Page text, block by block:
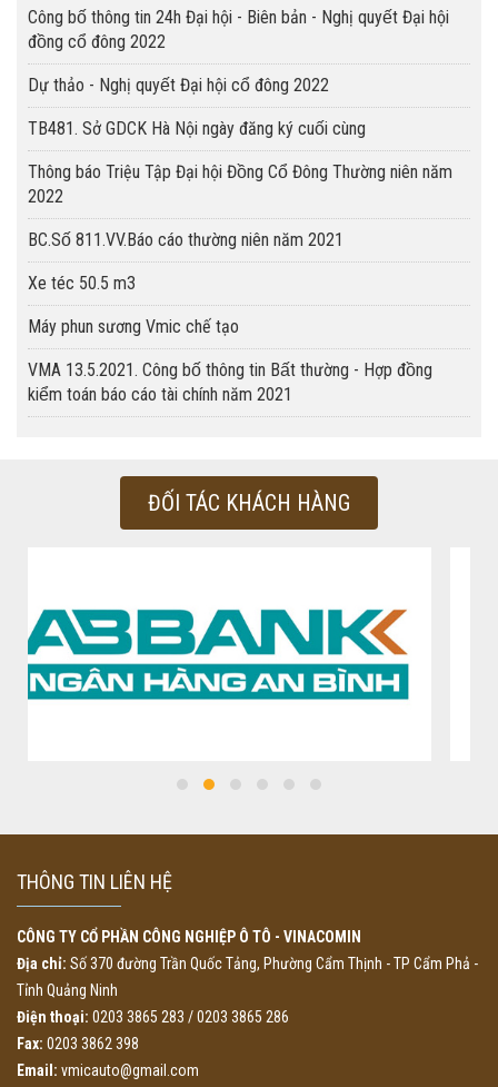
Công bố thông tin 24h Đại hội - Biên bản - Nghị quyết Đại hội
đồng cổ đông 2022
Dự thảo - Nghị quyết Đại hội cổ đông 2022
TB481. Sở GDCK Hà Nội ngày đăng ký cuối cùng
Thông báo Triệu Tập Đại hội Đồng Cổ Đông Thường niên năm
2022
BC.Số 811.VV.Báo cáo thường niên năm 2021
Xe téc 50.5 m3
Máy phun sương Vmic chế tạo
VMA 13.5.2021. Công bố thông tin Bất thường - Hợp đồng
kiểm toán báo cáo tài chính năm 2021
ĐỐI TÁC KHÁCH HÀNG
THÔNG TIN LIÊN HỆ
CÔNG TY CỔ PHẦN CÔNG NGHIỆP Ô TÔ - VINACOMIN
Địa chỉ: Số 370 đường Trần Quốc Tảng, Phường Cẩm Thịnh - TP Cẩm Phả -
Tỉnh Quảng Ninh
Điện thoại: 0203 3865 283 / 0203 3865 286
Fax: 0203 3862 398
Email: vmicauto@gmail.com